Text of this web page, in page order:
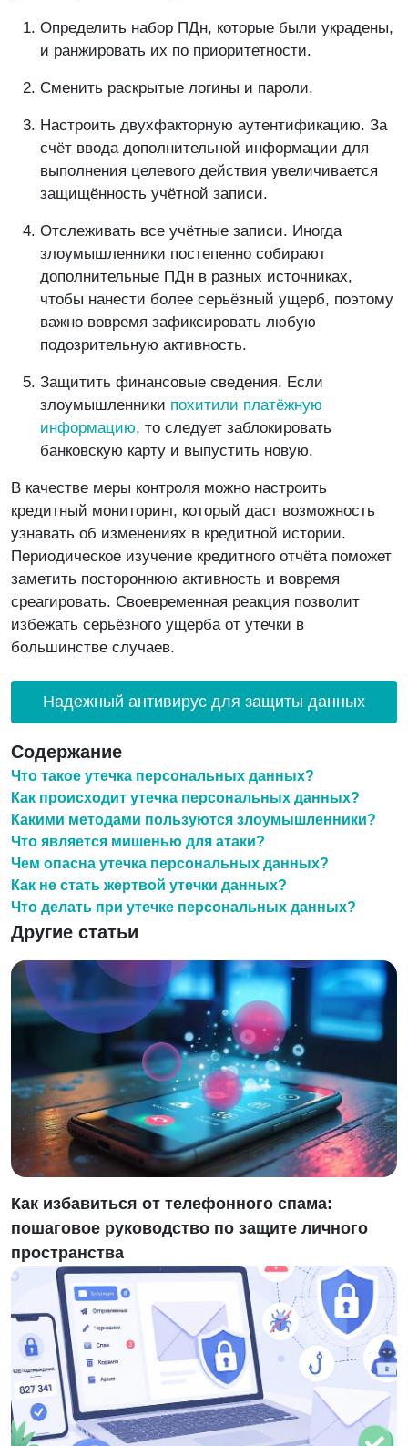
Определить набор ПДн, которые были украдены,
и ранжировать их по приоритетности.
Сменить раскрытые логины и пароли.
Настроить двухфакторную аутентификацию. За
счёт ввода дополнительной информации для
выполнения целевого действия увеличивается
защищённость учётной записи.
Отслеживать все учётные записи. Иногда
злоумышленники постепенно собирают
дополнительные ПДн в разных источниках,
чтобы нанести более серьёзный ущерб, поэтому
важно вовремя зафиксировать любую
подозрительную активность.
Защитить финансовые сведения. Если
злоумышленники похитили платёжную
информацию, то следует заблокировать
банковскую карту и выпустить новую.
В качестве меры контроля можно настроить
кредитный мониторинг, который даст возможность
узнавать об изменениях в кредитной истории.
Периодическое изучение кредитного отчёта поможет
заметить постороннюю активность и вовремя
среагировать. Своевременная реакция позволит
избежать серьёзного ущерба от утечки в
большинстве случаев.
Надежный антивирус для защиты данных
Содержание
Что такое утечка персональных данных?
Как происходит утечка персональных данных?
Какими методами пользуются злоумышленники?
Что является мишенью для атаки?
Чем опасна утечка персональных данных?
Как не стать жертвой утечки данных?
Что делать при утечке персональных данных?
Другие статьи
Как избавиться от телефонного спама:
пошаговое руководство по защите личного
пространства